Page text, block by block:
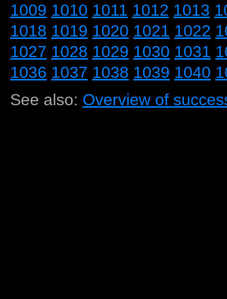
1009 1010 1011 1012 1013
1018 1019 1020 1021 1022
1027 1028 1029 1030 1031
1036 1037 1038 1039 1040
See also: Overview of